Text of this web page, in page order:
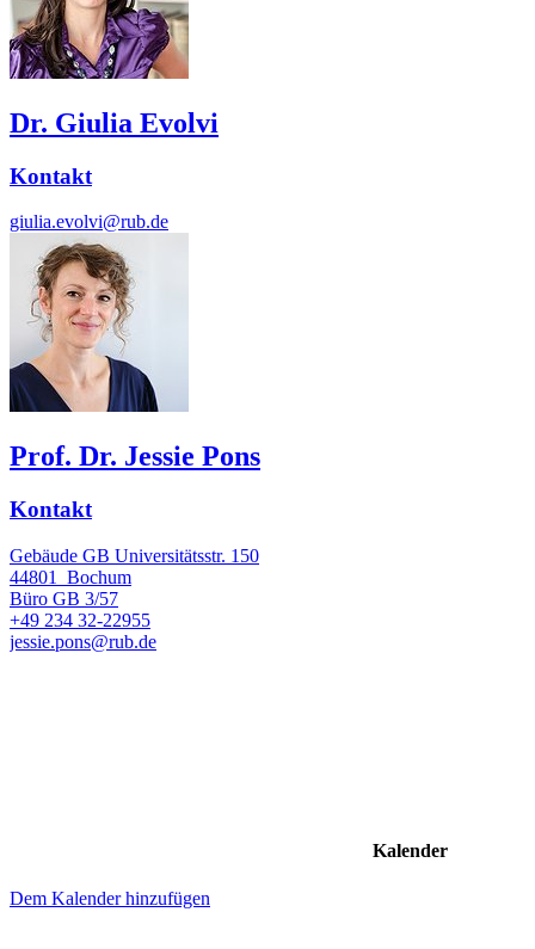
Dr. Giulia Evolvi
Kontakt
giulia.evolvi@rub.de
Prof. Dr. Jessie Pons
Kontakt
Gebäude GB Universitätsstr. 150
44801
Bochum
Büro GB 3/57
+49 234 32-22955
jessie.pons@rub.de
Kalender
Dem Kalender hinzufügen